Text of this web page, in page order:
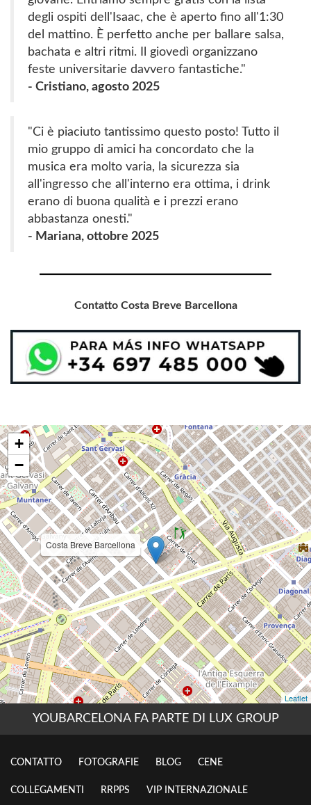
degli ospiti dell'Isaac, che è aperto fino all'1:30
del mattino. È perfetto anche per ballare salsa,
bachata e altri ritmi. Il giovedì organizzano
feste universitarie davvero fantastiche."
- Cristiano, agosto 2025
"Ci è piaciuto tantissimo questo posto! Tutto il
mio gruppo di amici ha concordato che la
musica era molto varia, la sicurezza sia
all'ingresso che all'interno era ottima, i drink
erano di buona qualità e i prezzi erano
abbastanza onesti."
- Mariana, ottobre 2025
Contatto Costa Breve Barcellona
YOUBARCELONA FA PARTE DI LUX GROUP
CONTATTO FOTOGRAFIE BLOG CENE
COLLEGAMENTI RRPPS VIP INTERNAZIONALE